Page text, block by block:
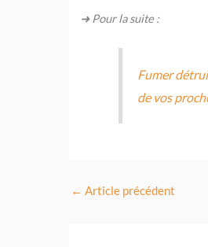
➜ Pour la suite :
Fumer
de vos
← Article précédent